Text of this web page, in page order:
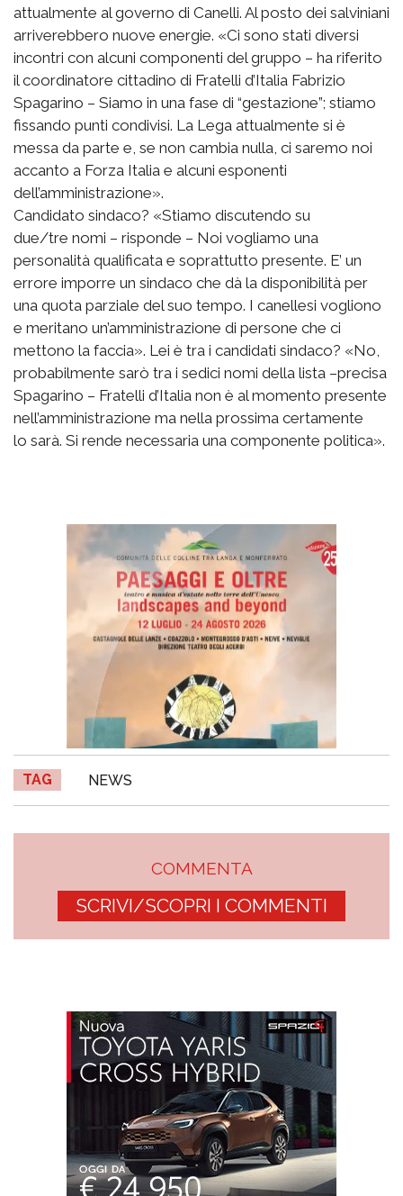
attualmente al governo di Canelli. Al posto dei salviniani
arriverebbero nuove energie. «Ci sono stati diversi
incontri con alcuni componenti del gruppo – ha riferito
il coordinatore cittadino di Fratelli d’Italia Fabrizio
Spagarino – Siamo in una fase di “gestazione”; stiamo
fissando punti condivisi. La Lega attualmente si è
messa da parte e, se non cambia nulla, ci saremo noi
accanto a Forza Italia e alcuni esponenti
dell’amministrazione».
Candidato sindaco? «Stiamo discutendo su
due/tre nomi – risponde – Noi vogliamo una
personalità qualificata e soprattutto presente. E’ un
errore imporre un sindaco che dà la disponibilità per
una quota parziale del suo tempo. I canellesi vogliono
e meritano un’amministrazione di persone che ci
mettono la faccia». Lei è tra i candidati sindaco? «No,
probabilmente sarò tra i sedici nomi della lista –precisa
Spagarino – Fratelli d’Italia non è al momento presente
nell’amministrazione ma nella prossima certamente
lo sarà. Si rende necessaria una componente politica».
TAG NEWS
COMMENTA
SCRIVI/SCOPRI I COMMENTI